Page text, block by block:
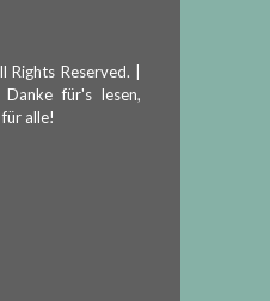
Reserved. |
für's lesen,
alle!